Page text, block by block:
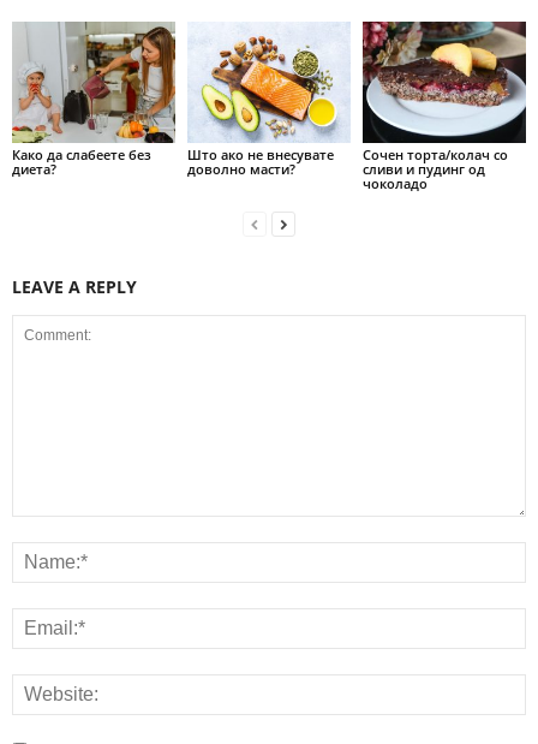
Како да слабеете без
диета?
Што ако не внесувате
доволно масти?
Сочен торта/колач со
сливи и пудинг од
чоколадо
LEAVE A REPLY